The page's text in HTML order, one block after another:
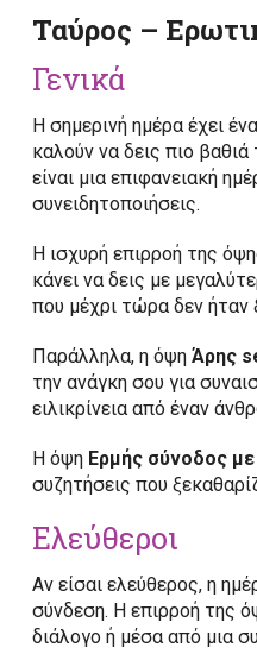
Ταύρος –
Γενικά
Η σημερινή ημέρα έχει
καλούν να δεις πιο
είναι μια επιφανειακή
συνειδητοποιήσεις.
Η ισχυρή επιρροή της
κάνει να δεις με
που μέχρι τώρα δεν ήταν
Παράλληλα, η όψη Άρης
την ανάγκη σου για
ειλικρίνεια από έναν
Η όψη Ερμής σύνοδος
συζητήσεις που
Ελεύθεροι
Αν είσαι ελεύθερος, η
σύνδεση. Η επιρροή της
διάλογο ή μέσα από μια